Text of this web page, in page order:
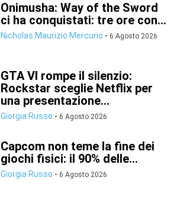
Onimusha: Way of the Sword
ci ha conquistati: tre ore con...
Nicholas Maurizio Mercurio - 6 Agosto 2026
GTA VI rompe il silenzio:
Rockstar sceglie Netflix per
una presentazione...
Giorgia Russo - 6 Agosto 2026
Capcom non teme la fine dei
giochi fisici: il 90% delle...
Giorgia Russo - 6 Agosto 2026